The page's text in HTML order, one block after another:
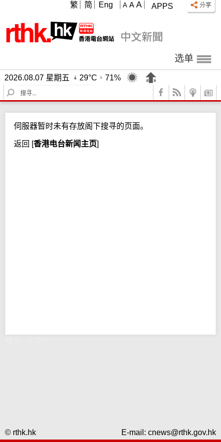
APPS
A A A
繁 简 Eng
选单
2026.08.07 星期五 29°C
71%
S
e
c
h
伺服器暂时未有存放阁下搜寻的页面。
返回 [香港电台新闻主页]
© rthk.hk E-mail: cnews@rthk.gov.hk